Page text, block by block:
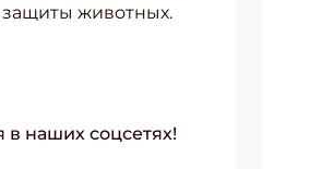
животных.
наших соцсетях!